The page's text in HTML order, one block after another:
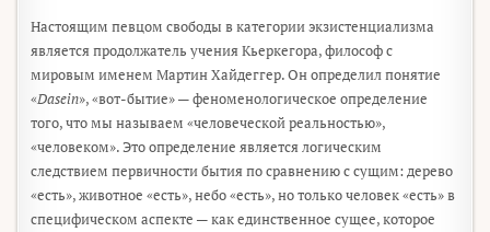
Настоящим певцом свободы в категории экзистенциализма
является продолжатель учения Кьеркегора, философ с
мировым именем Мартин Хайдеггер. Он определил понятие
«Dasein», «вот-бытие» — феноменологическое определение
того, что мы называем «человеческой реальностью»,
«человеком». Это определение является логическим
следствием первичности бытия по сравнению с сущим: дерево
«есть», животное «есть», небо «есть», но только человек «есть» в
специфическом аспекте — как единственное сущее, которое